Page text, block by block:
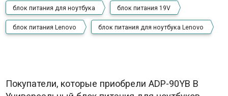
блок питания для ноутбука блок питания 19V
блок питания Lenovo блок питания для ноутбука Lenovo
Покупатели, которые приобрели ADP-90YB B